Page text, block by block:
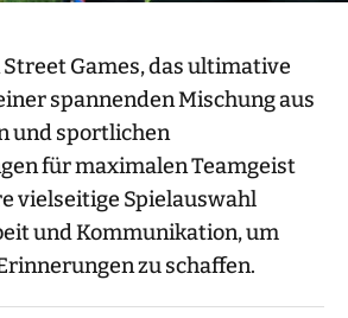
Games, das ultimative
spannenden Mischung aus
und sportlichen
für maximalen Teamgeist
vielseitige Spielauswahl
und Kommunikation, um
zu schaffen.